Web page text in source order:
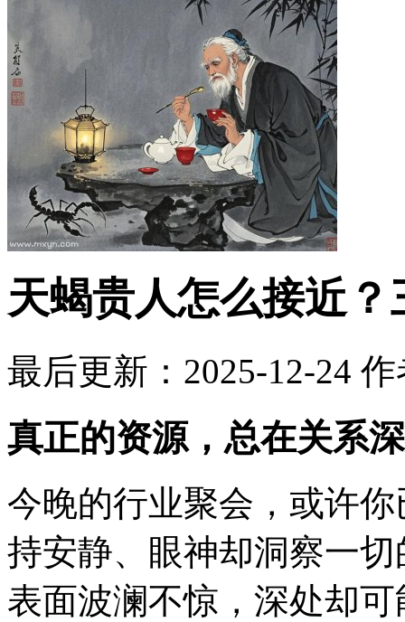
天蝎贵人怎么接近
最后更新：2025-12-24 作
真正的资源，总在关系
今晚的行业聚会，或许
持安静、眼神却洞察一
表面波澜不惊，深处却